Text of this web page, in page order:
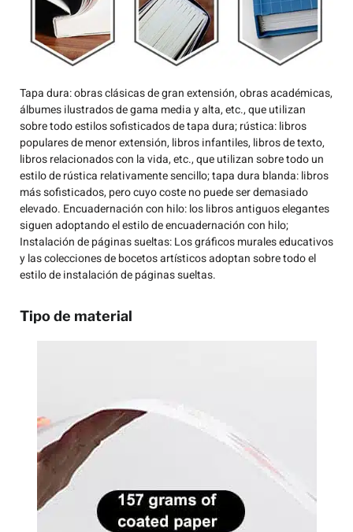
Tapa dura: obras clásicas de gran extensión, obras académicas,
álbumes ilustrados de gama media y alta, etc., que utilizan
sobre todo estilos sofisticados de tapa dura; rústica: libros
populares de menor extensión, libros infantiles, libros de texto,
libros relacionados con la vida, etc., que utilizan sobre todo un
estilo de rústica relativamente sencillo; tapa dura blanda: libros
más sofisticados, pero cuyo coste no puede ser demasiado
elevado. Encuadernación con hilo: los libros antiguos elegantes
siguen adoptando el estilo de encuadernación con hilo;
Instalación de páginas sueltas: Los gráficos murales educativos
y las colecciones de bocetos artísticos adoptan sobre todo el
estilo de instalación de páginas sueltas.
Tipo de material